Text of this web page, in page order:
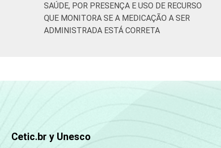
SAÚDE, POR PRESENÇA E USO DE RECURSO
QUE MONITORA SE A MEDICAÇÃO A SER
ADMINISTRADA ESTÁ CORRETA
Cetic.br y Unesco